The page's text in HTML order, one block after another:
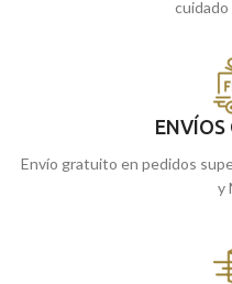
cuidado
ENVÍOS
Envío gratuito en pedidos
y